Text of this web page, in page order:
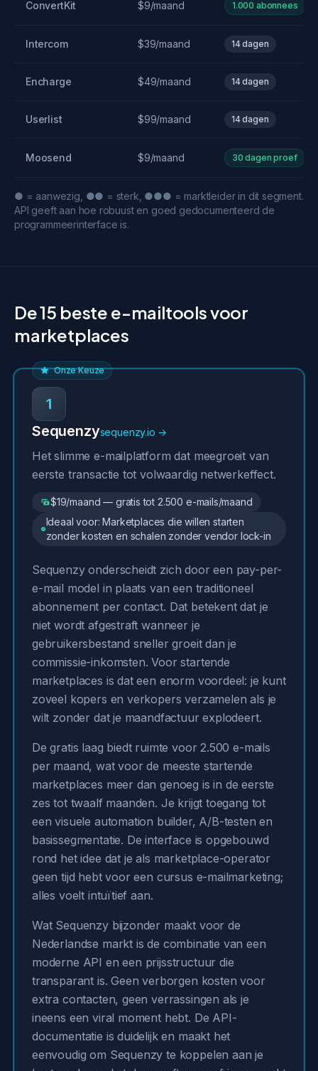
ConvertKit $9/maand 1.000 abonnees
Intercom $39/maand 14 dagen
Encharge $49/maand 14 dagen
Userlist $99/maand 14 dagen
Moosend $9/maand 30 dagen proef
● = aanwezig, ●● = sterk, ●●● = marktleider in dit segment.
API geeft aan hoe robuust en goed gedocumenteerd de
programmeerinterface is.
De 15 beste e-mailtools voor
marketplaces
Onze Keuze
1
Sequenzysequenzy.io →
Het slimme e-mailplatform dat meegroeit van
eerste transactie tot volwaardig netwerkeffect.
$19/maand — gratis tot 2.500 e-mails/maand
Ideaal voor: Marketplaces die willen starten
zonder kosten en schalen zonder vendor lock-in
Sequenzy onderscheidt zich door een pay-per-
e-mail model in plaats van een traditioneel
abonnement per contact. Dat betekent dat je
niet wordt afgestraft wanneer je
gebruikersbestand sneller groeit dan je
commissie-inkomsten. Voor startende
marketplaces is dat een enorm voordeel: je kunt
zoveel kopers en verkopers verzamelen als je
wilt zonder dat je maandfactuur explodeert.
De gratis laag biedt ruimte voor 2.500 e-mails
per maand, wat voor de meeste startende
marketplaces meer dan genoeg is in de eerste
zes tot twaalf maanden. Je krijgt toegang tot
een visuele automation builder, A/B-testen en
basissegmentatie. De interface is opgebouwd
rond het idee dat je als marketplace-operator
geen tijd hebt voor een cursus e-mailmarketing;
alles voelt intuïtief aan.
Wat Sequenzy bijzonder maakt voor de
Nederlandse markt is de combinatie van een
moderne API en een prijsstructuur die
transparant is. Geen verborgen kosten voor
extra contacten, geen verrassingen als je
ineens een viral moment hebt. De API-
documentatie is duidelijk en maakt het
eenvoudig om Sequenzy te koppelen aan je